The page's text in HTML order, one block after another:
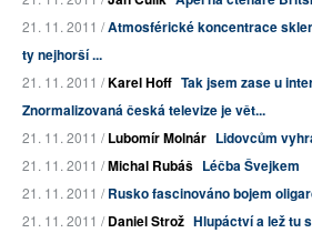
21. 11. 2011 /Atmosférické koncentrace
ty nejhorší ...
21. 11. 2011 /Karel Hoff Tak jsem zase u
Znormalizovaná česká televize je vět...
21. 11. 2011 /Lubomír Molnár Lidovcům
21. 11. 2011 /Michal Rubáš Léčba Švejkem
21. 11. 2011 /Rusko fascinováno bojem
21. 11. 2011 /Daniel Strož Hlupáctví a lež tu